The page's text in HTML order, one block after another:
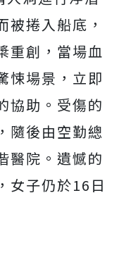
被捲入船底，
重創，當場血
悚場景，立即
協助。受傷的
隨後由空勤總
醫院。遺憾的
女子仍於16日